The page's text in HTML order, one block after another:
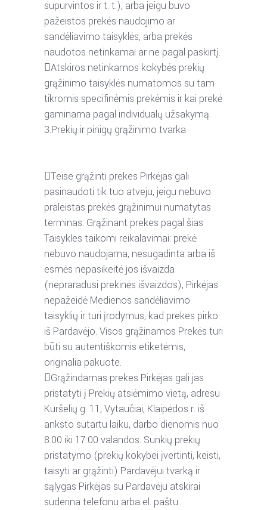
supurvintos irt. t.), arba jeigu buvo
pažeistos prekės naudojimo ar
sandėliavimo taisyklės, arba prekės
naudotos netinkamai ar ne pagal paskirtį.
Atskiros netinkamos kokybės prekių
grąžinimo taisyklės numatomos su tam
tikromis specifinėmis prekėmis ir kai prekė
gaminama pagal individualų užsakymą.
3.Prekių ir pinigų grąžinimo tvarka
Teise grąžinti prekes Pirkėjas gali
pasinaudoti tiktuo atveju, jeigu nebuvo
praleistas prekės grąžinimui numatytas
terminas. Grąžinant prekes pagal šias
Taisykles taikomi reikalavimai: prekė
nebuvo naudojama, nesugadinta arba iš
esmės nepasikeitė jos išvaizda
(nepraradusi prekinės išvaizdos), Pirkėjas
nepažeidė Medienos sandėliavimo
taisyklių irturi įrodymus, kad prekes pirko
iš Pardavėjo. Visos grąžinamos Prekės turi
būti su autentiškomis etiketėmis,
originalia pakuote.
Grąžindamas prekes Pirkėjas gali jas
pristatyti į Prekių atsiėmimo vietą, adresu
Kuršelių g. 11, Vytaučiai, Klaipėdos r. iš
anksto sutartu laiku, darbo dienomis nuo
8:00 iki 17:00 valandos. Sunkių prekių
pristatymo (prekių kokybei įvertinti, keisti,
taisyti ar grąžinti) Pardavėjui tvarką ir
sąlygas Pirkėjas su Pardavėju atskirai
suderina telefonu arba el. paštu